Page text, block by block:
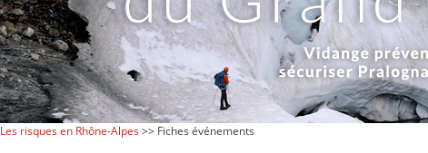
Les risques en Rhône-Alpes>> Fiches événements